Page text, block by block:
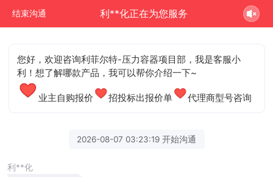
结束沟通 利**化正在为您服务
您好，欢迎咨询利菲尔特-压力容器项目部，我是客服小
利！想了解哪款产品，我可以帮你介绍一下~
业主自购报价 招投标出报价单 代理商型号咨询
2026-08-07 03:23:19 开始沟通
利**化